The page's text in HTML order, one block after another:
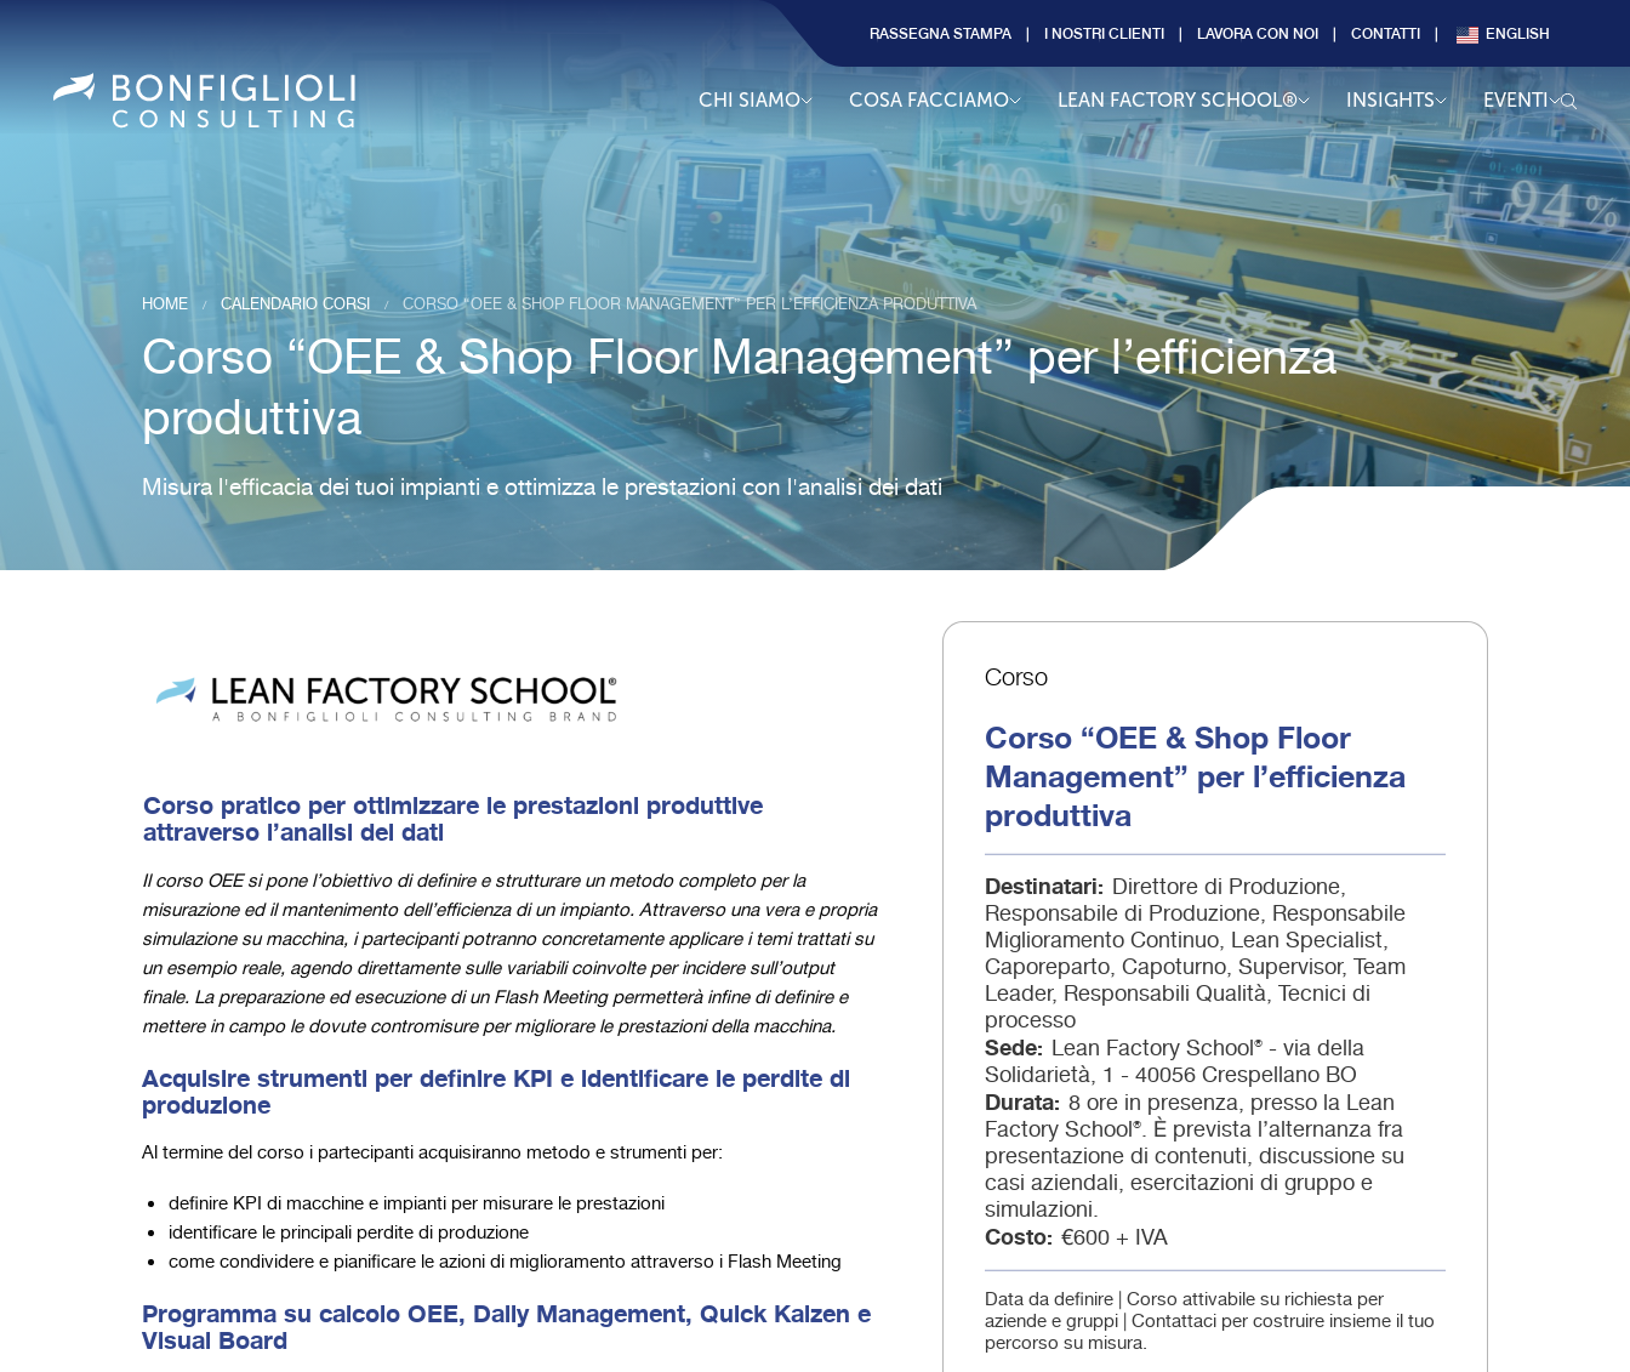
RASSEGNA STAMPA I NOSTRI CLIENTI LAVORA CON NOI CONTATTI ENGLISH
CHI SIAMO COSA FACCIAMO LEAN FACTORY SCHOOL® INSIGHTS EVENTI
HOME / CALENDARIO CORSI / CORSO “OEE & SHOP FLOOR MANAGEMENT” PER L’EFFICIENZA PRODUTTIVA
Corso “OEE & Shop Floor Management” per l’efficienza
produttiva
Misura l'efficacia dei tuoi impianti e ottimizza le prestazioni con l'analisi dei dati
Corso pratico per ottimizzare le prestazioni produttive
attraverso l’analisi dei dati
Il corso OEE si pone l’obiettivo di definire e strutturare un metodo completo per la
misurazione ed il mantenimento dell’efficienza di un impianto. Attraverso una vera e propria
simulazione su macchina, i partecipanti potranno concretamente applicare i temi trattati su
un esempio reale, agendo direttamente sulle variabili coinvolte per incidere sull’output
finale. La preparazione ed esecuzione di un Flash Meeting permetterà infine di definire e
mettere in campo le dovute contromisure per migliorare le prestazioni della macchina.
Acquisire strumenti per definire KPI e identificare le perdite di
produzione
Al termine del corso i partecipanti acquisiranno metodo e strumenti per:
definire KPI di macchine e impianti per misurare le prestazioni
identificare le principali perdite di produzione
come condividere e pianificare le azioni di miglioramento attraverso i Flash Meeting
Programma su calcolo OEE, Daily Management, Quick Kaizen e
Visual Board
Corso
Corso “OEE & Shop Floor
Management” per l’efficienza
produttiva
Destinatari Direttore di Produzione,
Responsabile di Produzione, Responsabile
Miglioramento Continuo, Lean Specialist,
Caporeparto, Capoturno, Supervisor, Team
Leader, Responsabili Qualità, Tecnici di
processo
Sede Lean Factory School® - via della
Solidarietà, 1 - 40056 Crespellano BO
Durata 8 ore in presenza, presso la Lean
Factory School®. È prevista l’alternanza fra
presentazione di contenuti, discussione su
casi aziendali, esercitazioni di gruppo e
simulazioni.
Costo €600 + IVA
Data da definire | Corso attivabile su richiesta per
aziende e gruppi | Contattaci per costruire insieme il tuo
percorso su misura.